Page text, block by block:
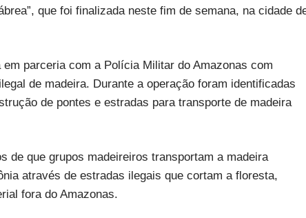
que foi finalizada neste fim de semana, na cidade
parceria com a Polícia Militar do Amazonas com
de madeira. Durante a operação foram identificadas
de pontes e estradas para transporte de madeira
de que grupos madeireiros transportam a madeira
através de estradas ilegais que cortam a floresta,
fora do Amazonas.